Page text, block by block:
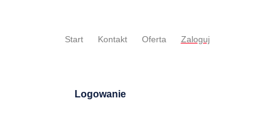
Start Kontakt Oferta Zaloguj
Logowanie